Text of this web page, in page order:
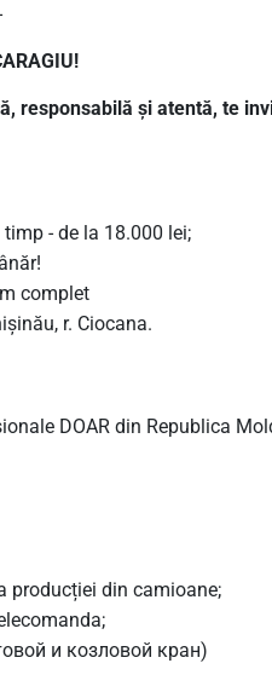
responsabilă și atentă, te
- de la 18.000 lei;
complet
r. Ciocana.
DOAR din Republica
producției din camioane;
и козловой кран)